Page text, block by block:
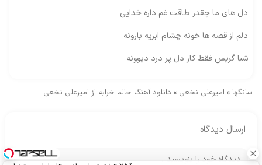
دل های ما چقدر طاقت غم داره خدایی
دلم از قصه ها خونه چشام ابریه بارونه
شبا گریس فقط کار دل پر درد دیوونه
سانگها » امیرعلی نخعی » دانلود آهنگ حالم خرابه از امیرعلی نخعی
ارسال دیدگاه